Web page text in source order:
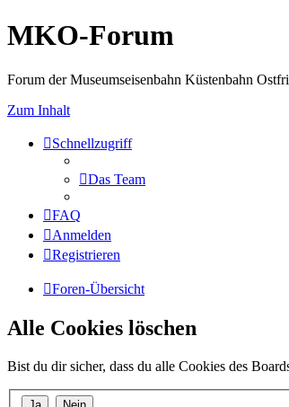
MKO-Forum
Forum der Museumseisenbahn Küstenbahn
Zum Inhalt
Schnellzugriff
Das Team
FAQ
Anmelden
Registrieren
Foren-Übersicht
Alle Cookies löschen
Bist du dir sicher, dass du alle Cookies des